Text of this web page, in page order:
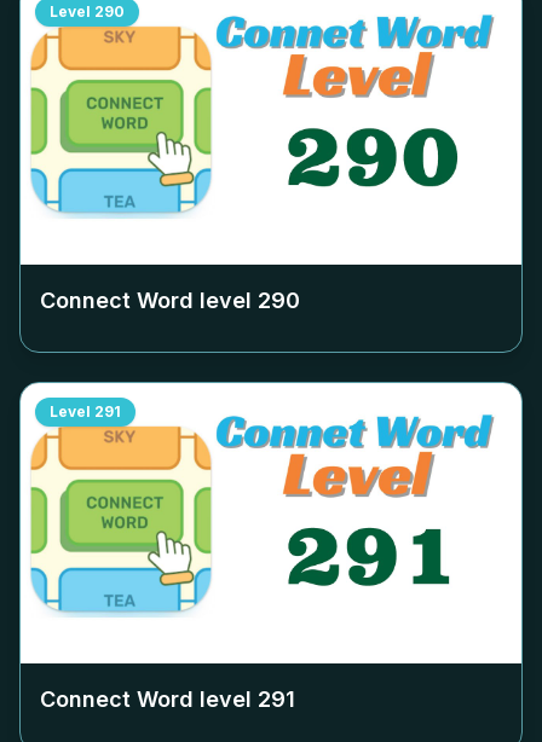
Level 290
Connect Word level 290
Level 291
Connect Word level 291